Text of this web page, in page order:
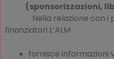
(sponsorizzazioni,
Nella relazione con i
finanziatori L’ALM
fornisce informazioni